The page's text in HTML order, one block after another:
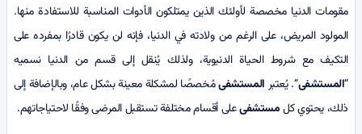
مقومات الدنيا مخصصة لأولئك الذين يمتلكون الأدوات المناسبة للاستفادة منها.
المولود المريض، على الرغم من ولادته في الدنيا، فإنه لن يكون قادرًا بمفرده على
التكيف مع شروط الحياة الدنيوية، ولذلك يُنقل إلى قسم من الدنيا نسميه
“المستشفى“. يُعتبر المستشفىمُخصصًا لمشكلة معينة بشکل عام، وبالإضافة إلى
ذلك، يحتوي كلمستشفىعلى أقسام مختلفة تستقبل المرضى وفقًا لاحتياجاتهم.